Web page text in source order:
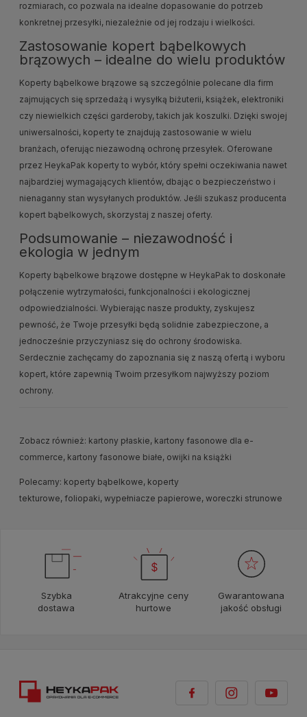
rozmiarach, co pozwala na idealne dopasowanie do potrzeb
konkretnej przesyłki, niezależnie od jej rodzaju i wielkości.
Zastosowanie kopert bąbelkowych
brązowych – idealne do wielu produktów
Koperty bąbelkowe brązowe są szczególnie polecane dla firm
zajmujących się sprzedażą i wysyłką biżuterii, książek, elektroniki
czy niewielkich części garderoby, takich jak koszulki. Dzięki swojej
uniwersalności, koperty te znajdują zastosowanie w wielu
branżach, oferując niezawodną ochronę przesyłek. Oferowane
przez HeykaPak koperty to wybór, który spełni oczekiwania nawet
najbardziej wymagających klientów, dbając o bezpieczeństwo i
nienaganny stan wysyłanych produktów. Jeśli szukasz producenta
kopert bąbelkowych, skorzystaj z naszej oferty.
Podsumowanie – niezawodność i
ekologia w jednym
Koperty bąbelkowe brązowe dostępne w HeykaPak to doskonałe
połączenie wytrzymałości, funkcjonalności i ekologicznej
odpowiedzialności. Wybierając nasze produkty, zyskujesz
pewność, że Twoje przesyłki będą solidnie zabezpieczone, a
jednocześnie przyczyniasz się do ochrony środowiska.
Serdecznie zachęcamy do zapoznania się z naszą ofertą i wyboru
kopert, które zapewnią Twoim przesyłkom najwyższy poziom
ochrony.
Zobacz również: kartony płaskie, kartony fasonowe dla e-
commerce, kartony fasonowe białe, owijki na książki
Polecamy: koperty bąbelkowe, koperty
tekturowe, foliopaki, wypełniacze papierowe, woreczki strunowe
Szybka
dostawa
Atrakcyjne ceny
hurtowe
Gwarantowana
jakość obsługi